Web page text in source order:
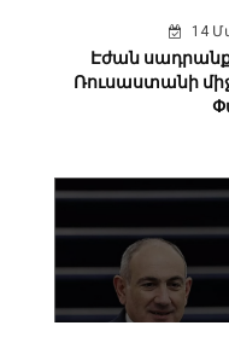
14
Էժան
Ռուսաստանի